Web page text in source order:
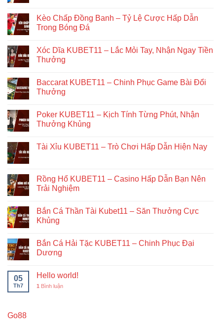
Kèo Chấp Đồng Banh – Tỷ Lệ Cược Hấp Dẫn
Trong Bóng Đá
Xóc Dĩa KUBET11 – Lắc Mỏi Tay, Nhận Ngay Tiền
Thưởng
Baccarat KUBET11 – Chinh Phục Game Bài Đổi
Thưởng
Poker KUBET11 – Kịch Tính Từng Phút, Nhận
Thưởng Khủng
Tài Xỉu KUBET11 – Trò Chơi Hấp Dẫn Hiện Nay
Rồng Hổ KUBET11 – Casino Hấp Dẫn Bạn Nên
Trải Nghiệm
Bắn Cá Thần Tài Kubet11 – Săn Thưởng Cực
Khủng
Bắn Cá Hải Tặc KUBET11 – Chinh Phục Đại
Dương
05
Th7
Hello world!
1 Bình luận
Go88